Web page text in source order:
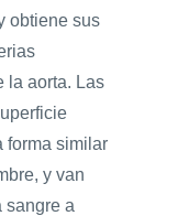
obtiene sus
la aorta. Las
forma similar
y van
sangre a